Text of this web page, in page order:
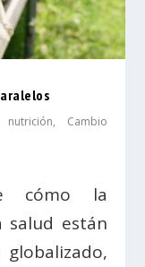
, Cambio
cómo la
salud están